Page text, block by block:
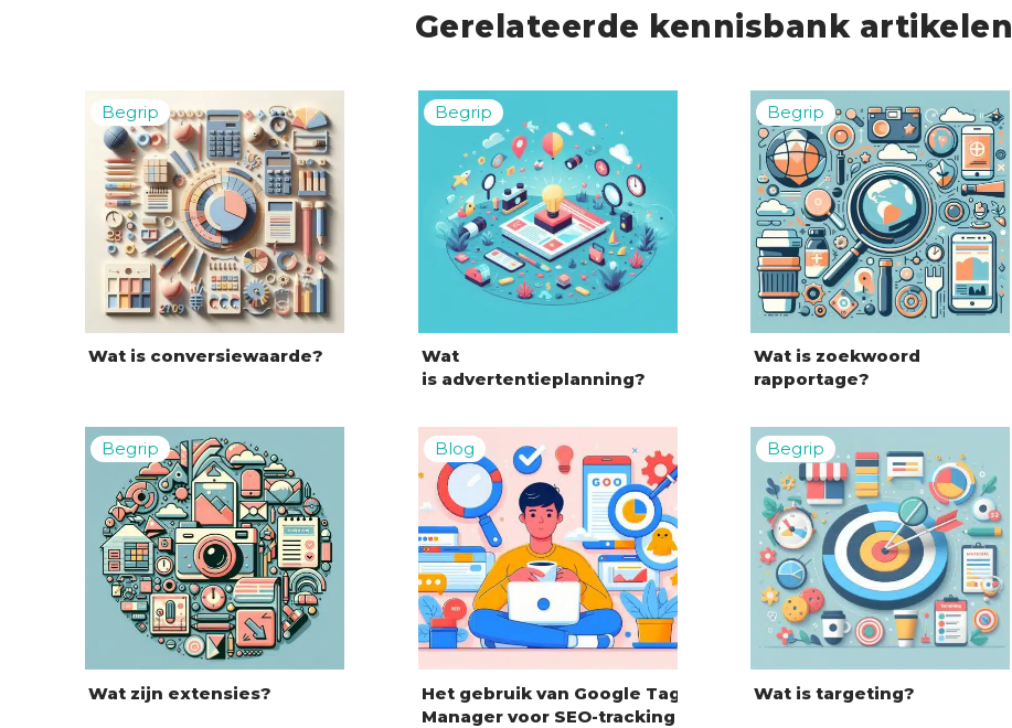
Gerelateerde kennisbank artikelen
Wat is conversiewaarde?
Wat
is advertentieplanning?
Wat is zoekwoord
rapportage?
Wat zijn extensies?
Het gebruik van Google Tag
Manager voor SEO-tracking
Wat is targeting?